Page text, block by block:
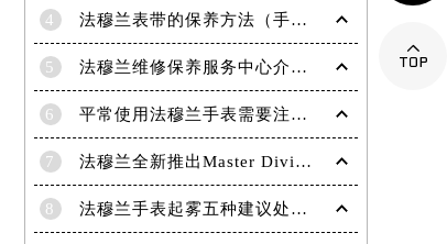
4 法穆兰表带的保养方法（手表如何保养）
5 法穆兰维修保养服务中心介绍 | 法穆兰
6 平常使用法穆兰手表需要注意哪些事项|法穆兰技师为您讲解
7 法穆兰全新推出Master Diving限量版腕表
8 法穆兰手表起雾五种建议处理方法！
